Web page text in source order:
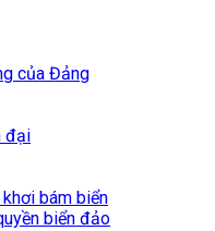
của Đảng
đại
bám biển
biển đảo